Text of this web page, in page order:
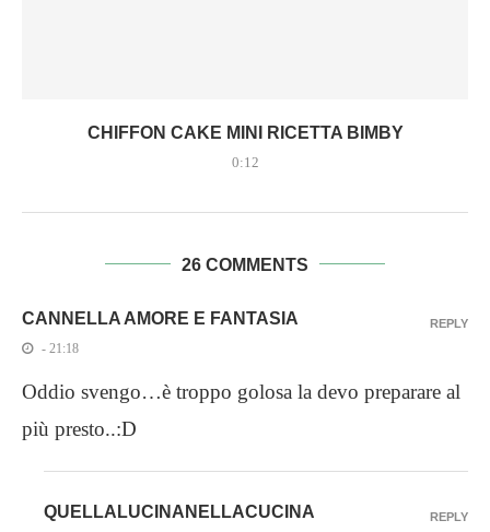
CHIFFON CAKE MINI RICETTA BIMBY
0:12
26 COMMENTS
CANNELLA AMORE E FANTASIA
- 21:18
Oddio svengo…è troppo golosa la devo preparare al
più presto..:D
REPLY
QUELLALUCINANELLACUCINA REPLY